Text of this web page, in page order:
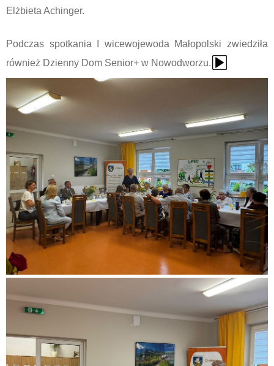
Elżbieta Achinger.
Podczas spotkania I wicewojewoda Małopolski zwiedziła
również Dzienny Dom Senior+ w Nowodworzu.
{Play}